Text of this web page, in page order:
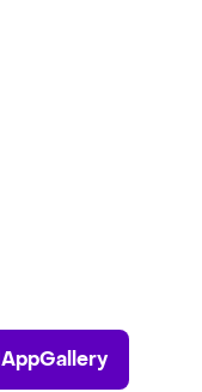
AppGallery
AppGallery